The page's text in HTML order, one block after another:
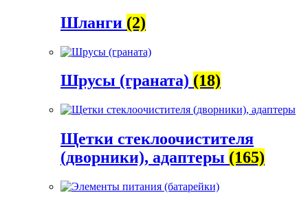
Шланги (2)
Шрусы (граната) (18)
Щетки стеклоочистителя
(дворники), адаптеры (165)